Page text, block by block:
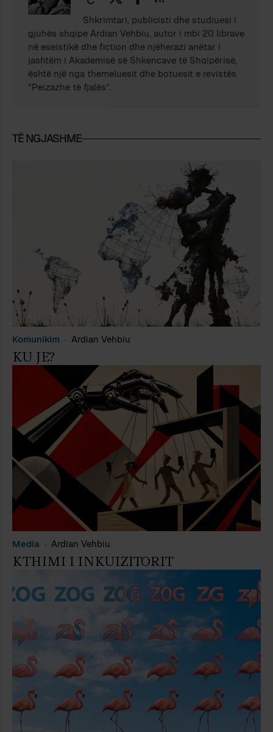
Shkrimtari, publicisti dhe studiuesi i
gjuhës shqipe Ardian Vehbiu, autor i mbi 20 librave
në eseistikë dhe fiction dhe njëherazi anëtar i
jashtëm i Akademisë së Shkencave të Shqipërisë,
është një nga themeluesit dhe botuesit e revistës
“Peizazhe të fjalës”.
TË NGJASHME
Komunikim Ardian Vehbiu
KU JE?
Media Ardian Vehbiu
KTHIMI I INKUIZITORIT